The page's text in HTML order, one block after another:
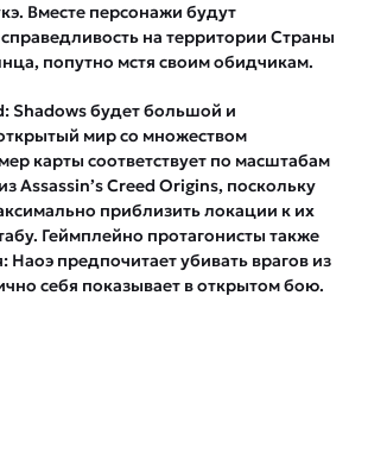
Вместе персонажи будут
справедливость на территории Страны
попутно мстя своим обидчикам.
Shadows будет большой и
мир со множеством
карты соответствует по масштабам
Assassin’s Creed Origins, поскольку
приблизить локации к их
Геймплейно протагонисты также
Наоэ предпочитает убивать врагов из
себя показывает в открытом бою.